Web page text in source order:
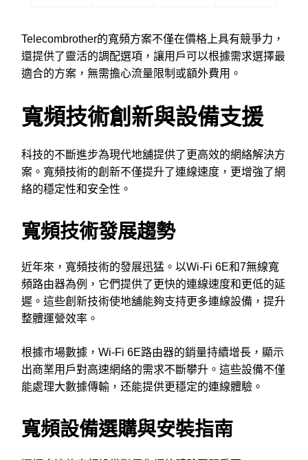
Telecombrother的寬頻方案不僅在價格上具有競爭力，
還提供了靈活的調配選項，讓用戶可以根據需求選擇最
適合的方案，無需擔心流量限制或額外費用。
寬頻技術創新與設備支援
科技的不斷進步為現代地舖提供了更高效的網絡解決方
案。寬頻技術的創新不僅提升了連線速度，更增強了網
絡的穩定性和安全性。
寬頻技術發展趨勢
近年來，寬頻技術的發展迅猛。以Wi-Fi 6E和7無線寬
頻路由器為例，它們提供了更快的連線速度和更低的延
遲。這些創新技術使地舖能夠支持更多連線設備，提升
整體運營效率。
根據市場數據，Wi-Fi 6E路由器的銷量持續增長，顯示
出商業用戶對高速網絡的需求不斷攀升。這些設備不僅
能處理大數據傳輸，还能提供更穩定的連線體驗。
寬頻設備選購與安裝指南